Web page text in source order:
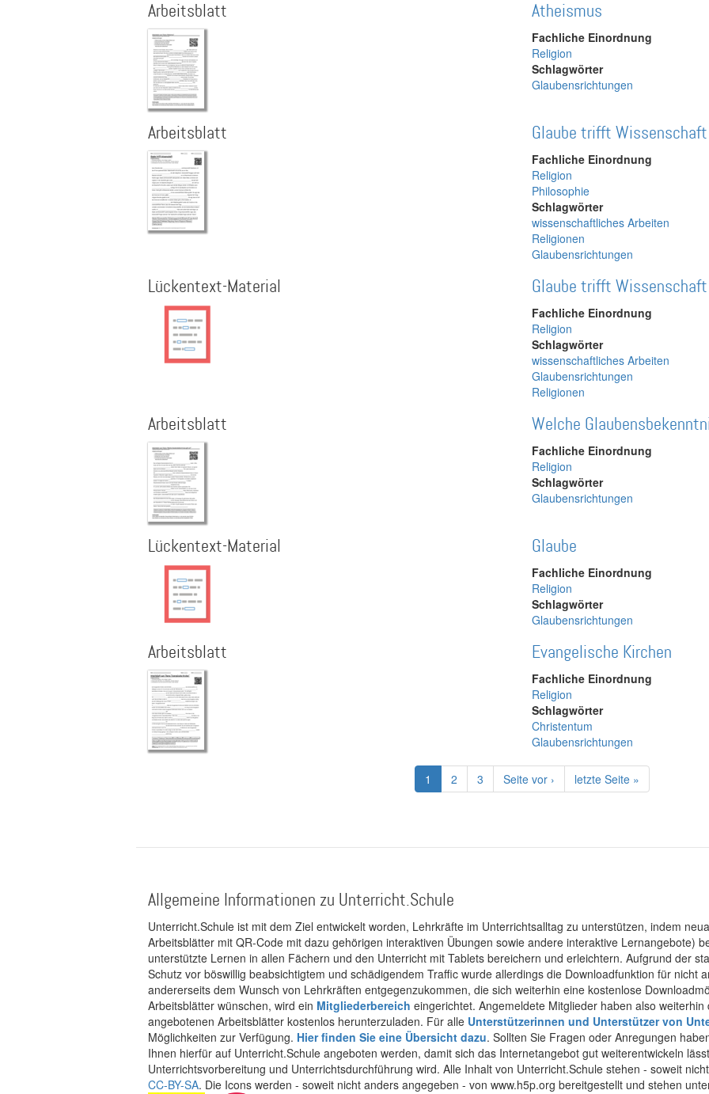
Arbeitsblatt Atheismus
Fachliche Einordnung
Religion
Schlagwörter
Glaubensrichtungen
Arbeitsblatt Glaube trifft Wissenschaft
Fachliche Einordnung
Religion
Philosophie
Schlagwörter
wissenschaftliches Arbeiten
Religionen
Glaubensrichtungen
Lückentext-Material Glaube trifft Wissenschaft
Fachliche Einordnung
Religion
Schlagwörter
wissenschaftliches Arbeiten
Glaubensrichtungen
Religionen
Arbeitsblatt Welche
Fachliche Einordnung
Religion
Schlagwörter
Glaubensrichtungen
Lückentext-Material Glaube
Fachliche Einordnung
Religion
Schlagwörter
Glaubensrichtungen
Arbeitsblatt Evangelische Kirchen
Fachliche Einordnung
Religion
Schlagwörter
Christentum
Glaubensrichtungen
Aktuelle
Seite
1 Page
2 Page
3
Nächste
Seite
Seite vor ›
Letzte
Seite
letzte Seite »
Allgemeine Informationen zu Unterricht.Schule
Unterricht.Schule ist mit dem Ziel entwickelt worden, Lehrkräfte im Unterrichtsalltag zu unterstützen, indem
Arbeitsblätter mit QR-Code mit dazu gehörigen interaktiven Übungen sowie andere interaktive Lernangebote)
unterstützte Lernen in allen Fächern und den Unterricht mit Tablets bereichern und erleichtern. Aufgrund der
Schutz vor böswillig beabsichtigtem und schädigendem Traffic wurde allerdings die Downloadfunktion für nicht
andererseits dem Wunsch von Lehrkräften entgegenzukommen, die sich weiterhin eine kostenlose
Arbeitsblätter wünschen, wird ein Mitgliederbereich eingerichtet. Angemeldete Mitglieder haben also
angebotenen Arbeitsblätter kostenlos herunterzuladen. Für alle Unterstützerinnen und Unterstützer von
Möglichkeiten zur Verfügung. Hier finden Sie eine Übersicht dazu. Sollten Sie Fragen oder Anregungen
Ihnen hierfür auf Unterricht.Schule angeboten werden, damit sich das Internetangebot gut weiterentwickeln
Unterrichtsvorbereitung und Unterrichtsdurchführung wird. Alle Inhalt von Unterricht.Schule stehen - soweit
CC-BY-SA. Die Icons werden - soweit nicht anders angegeben - von www.h5p.org bereitgestellt und stehen